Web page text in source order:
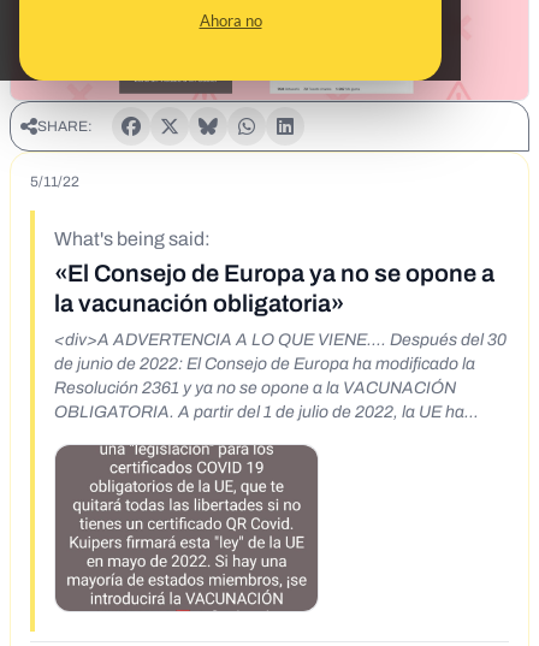
Ahora no
SHARE:
5/11/22
What's being said:
«El Consejo de Europa ya no se opone a
la vacunación obligatoria»
<div>A ADVERTENCIA A LO QUE VIENE.... Después del 30
de junio de 2022: El Consejo de Europa ha modificado la
Resolución 2361 y ya no se opone a la VACUNACIÓN
OBLIGATORIA. A partir del 1 de julio de 2022, la UE ha
obligatorios de la UE, que te quitará todas las libertades si no
tienes un certificado QR Covid. Kuipers firmará esta "ley" de
la UE en mayo de 2022. Si hay una mayoría de estados
miembros, se introducirá la VACUNACIÓN FORZADA! A
finales de 2022/2023 habrá una moneda digital. Entonces,
¡nadie podrá acceder a su dinero! La UE impone un DNI
digital a todos los ciudadanos de la UE sin consultar. Echa